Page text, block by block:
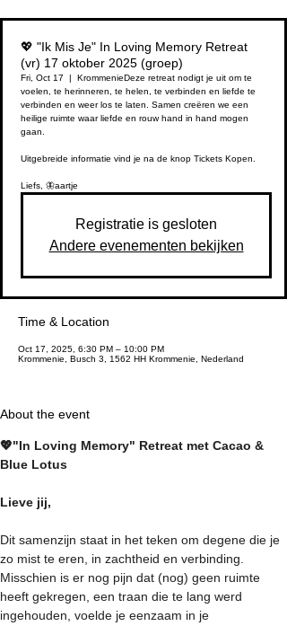
💖 "Ik Mis Je" In Loving Memory Retreat
(vr) 17 oktober 2025 (groep)
Fri, Oct 17
  |
KrommenieDeze retreat nodigt je uit om te
voelen, te herinneren, te helen, te verbinden en liefde te
verbinden en weer los te laten. Samen creëren we een
heilige ruimte waar liefde en rouw hand in hand mogen
gaan.
Uitgebreide informatie vind je na de knop Tickets Kopen.
Registratie is gesloten
Andere evenementen bekijken
Time & Location
Oct 17, 2025, 6:30 PM – 10:00 PM
Krommenie, Busch 3, 1562 HH Krommenie, Nederland
About the event
💖"In Loving Memory" Retreat met Cacao &
Blue Lotus
Lieve jij,
Dit samenzijn staat in het teken om degene die je
zo mist te eren, in zachtheid en verbinding.
Misschien is er nog pijn dat (nog) geen ruimte
heeft gekregen, een traan die te lang werd
ingehouden, voelde je eenzaam in je